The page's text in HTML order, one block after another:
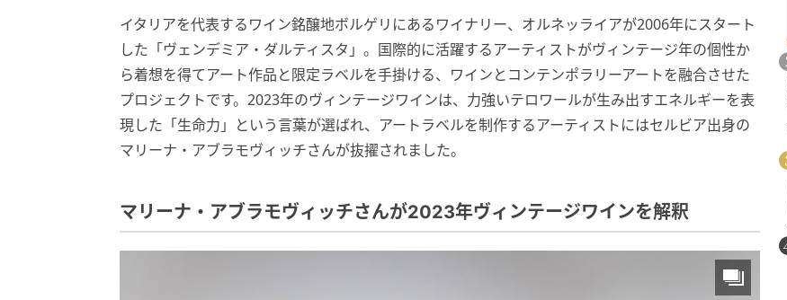
イタリアを代表するワイン銘醸地ボルゲリにあるワイナリー、オルネッライアが2006年にスタート
した「ヴェンデミア・ダルティスタ」。国際的に活躍するアーティストがヴィンテージ年の個性か
ら着想を得てアート作品と限定ラベルを手掛ける、ワインとコンテンポラリーアートを融合させた
プロジェクトです。2023年のヴィンテージワインは、力強いテロワールが生み出すエネルギーを表
現した「生命力」という言葉が選ばれ、アートラベルを制作するアーティストにはセルビア出身の
マリーナ・アブラモヴィッチさんが抜擢されました。
マリーナ・アブラモヴィッチさんが2023年ヴィンテージワインを解釈